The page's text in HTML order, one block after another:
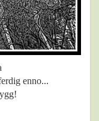
enno...